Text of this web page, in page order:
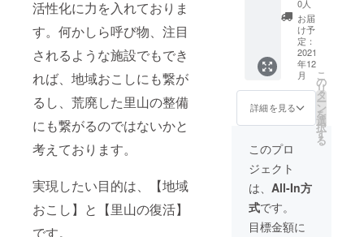
活性化に力を入れておりま
す。何かしら呼び物、注目
されるような施設でもでき
れば、地域おこしにも繋が
るし、荒廃した里山の整備
にも繋がるのではないかと
考えております。
実現したい目的は、【地域
おこし】と【里山の復活】
です。
たもの
です。
自費出
版のも
のとな
りま
す）
メッ
セージ
メール
・お礼
の手紙
・オリ
ジナル
の創作
（過去
に自主
制作漫
画誌展
示即売
会「コ
ミティ
チケッ
12000
円分）
期限は3
年間
（2025
年1月1
日ま
で）で
す。
2022年
1月1日
より
フィー
ルド予
約受付
0人
お届
け予
定：
2021
年12
月
詳細を見る
こ
の
リ
タ
ー
ン
を
選
択
す
る
このプロ
ジェクト
は、 All-In方
式です。
目標金額に